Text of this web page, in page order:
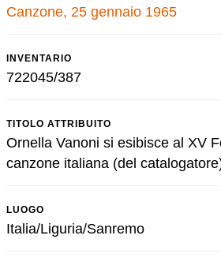
Canzone, 25 gennaio 1965
INVENTARIO
722045/387
TITOLO ATTRIBUITO
Ornella Vanoni si esibisce al XV
canzone italiana (del
LUOGO
Italia/Liguria/Sanremo